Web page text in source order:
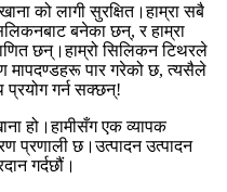
को लागी सुरक्षित।हाम्रा सबै
बनेका छन्, र हाम्रा
छन्।हाम्रो सिलिकन टिथरले
मापदण्डहरू पार गरेको छ, त्यसैले
गर्न सक्छन्!
हो।हामीसँग एक व्यापक
प्रणाली छ।उत्पादन उत्पादन
गर्दछौं।